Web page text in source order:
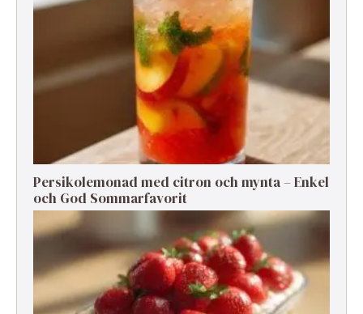
Persikolemonad med citron och mynta – Enkel
och God Sommarfavorit